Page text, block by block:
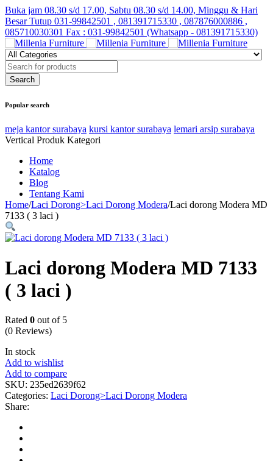
Buka jam 08.30 s/d 17.00, Sabtu 08.30 s/d 14.00, Minggu & Hari
Besar Tutup 031-99842501 , 081391715330 , 087876000886 ,
085710030301 Fax : 031-99842501 (Whatsapp - 081391715330)
Popular search
meja kantor surabaya kursi kantor surabaya lemari arsip surabaya
Vertical Produk Kategori
Home
Katalog
Blog
Tentang Kami
Home/Laci Dorong>Laci Dorong Modera/Laci dorong Modera MD
7133 ( 3 laci )
Laci dorong Modera MD 7133
( 3 laci )
Rated 0 out of 5
(0 Reviews)
In stock
Add to wishlist
Add to compare
SKU: 235ed2639f62
Categories: Laci Dorong>Laci Dorong Modera
Share: